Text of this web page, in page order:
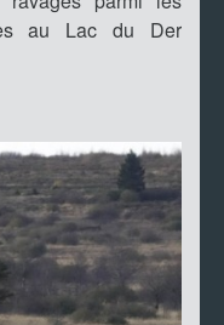
au Lac du Der